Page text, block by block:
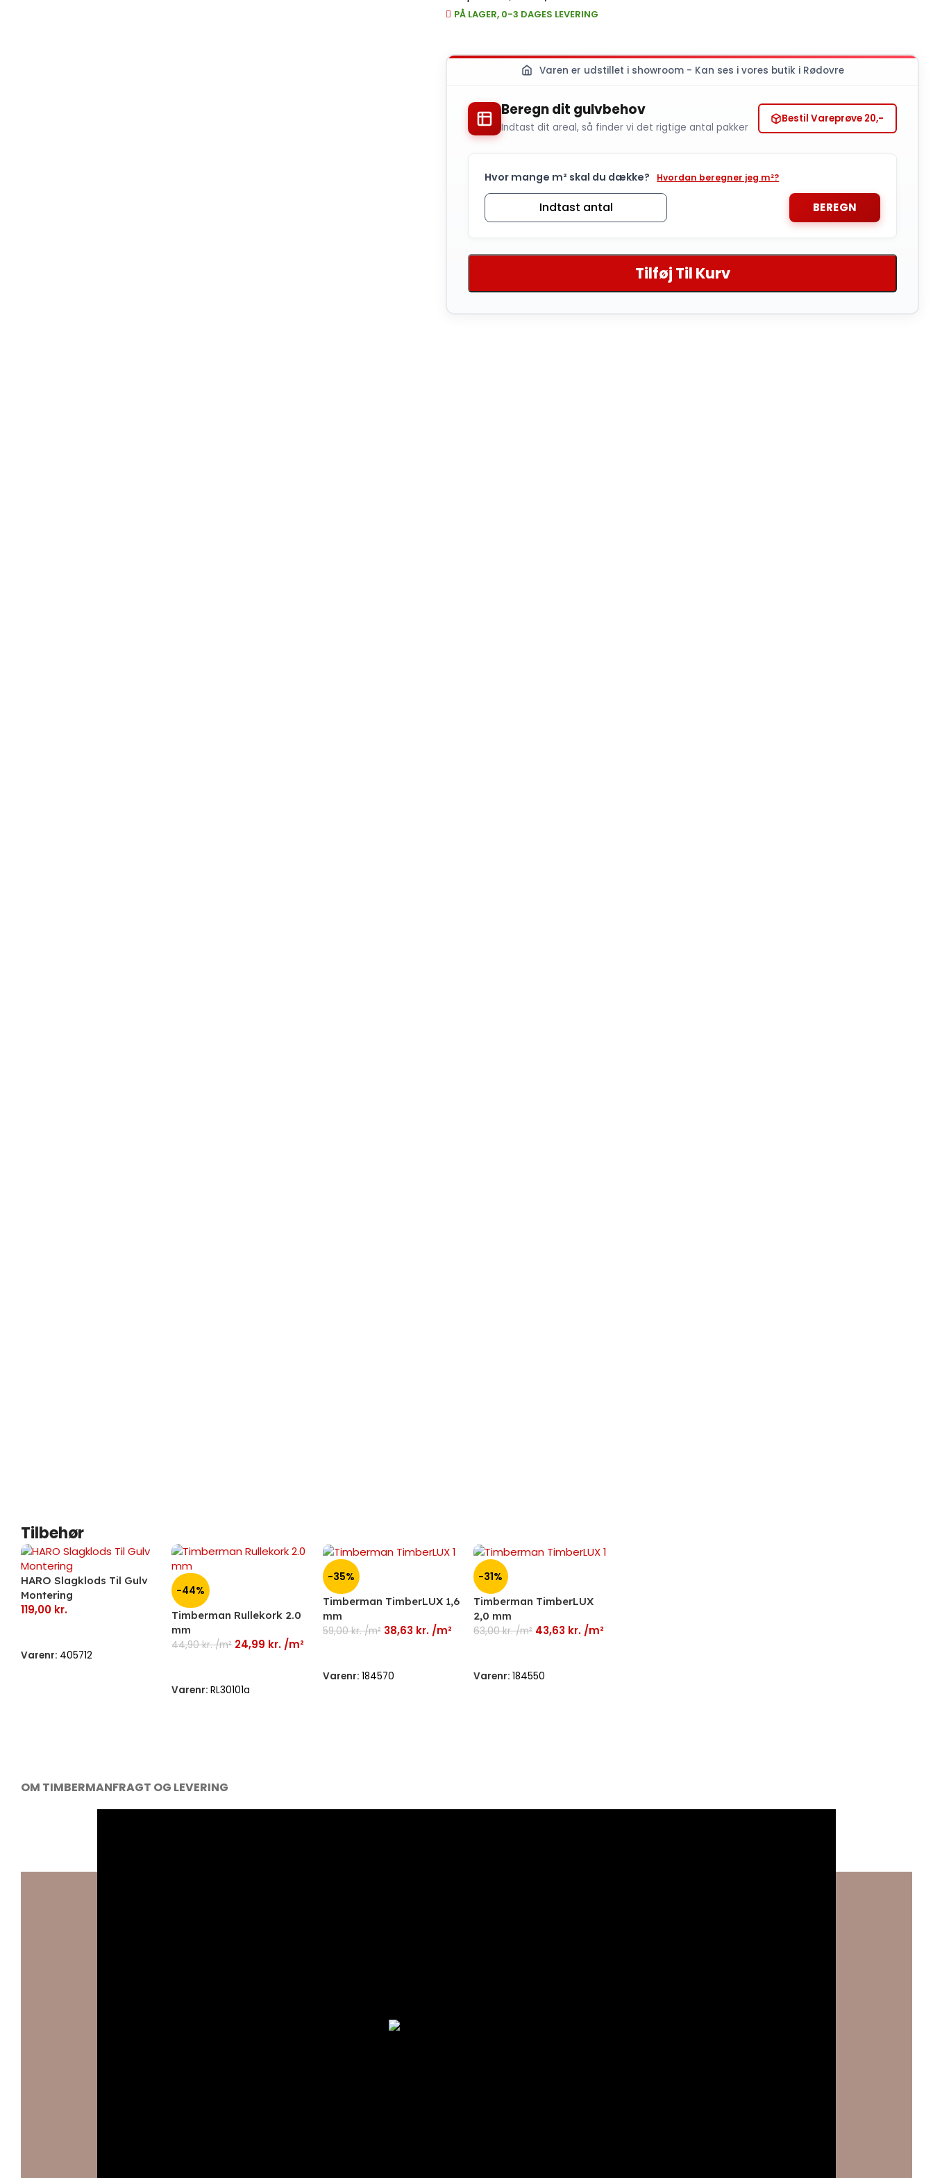
PÅ LAGER, 0-3 DAGES LEVERING
Varen er udstillet i showroom - Kan ses i vores butik i Rødovre
Beregn dit gulvbehov
Indtast dit areal, så finder vi det rigtige antal pakker
Bestil Vareprøve 20,-
Hvor mange m² skal du dække? Hvordan beregner jeg m²?
BEREGN
Tilføj Til Kurv
Tilbehør
HARO Slagklods Til Gulv
Montering
119,00 kr.
Varenr: 405712
-44%
Timberman Rullekork 2.0
mm
44,90kr./m² 24,99 kr. /m²
Varenr:RL30101a
-35%
Timberman TimberLUX 1,6
mm
59,00kr./m² 38,63 kr./m²
Varenr: 184570
-31%
Timberman TimberLUX
2,0 mm
63,00kr./m² 43,63 kr./m²
Varenr: 184550
OM TIMBERMANFRAGT OG LEVERING